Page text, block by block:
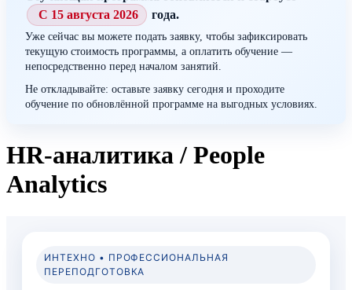
С 15 августа 2026
года.
Уже сейчас вы можете подать заявку, чтобы зафиксировать
текущую стоимость программы, а оплатить обучение —
непосредственно перед началом занятий.
Не откладывайте: оставьте заявку сегодня и проходите
обучение по обновлённой программе на выгодных условиях.
HR-аналитика / People
Analytics
ИНТЕХНО • ПРОФЕССИОНАЛЬНАЯ
ПЕРЕПОДГОТОВКА